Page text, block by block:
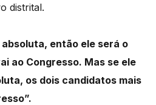
distrital.
então ele será o
ao Congresso. Mas se ele
os dois candidatos mais